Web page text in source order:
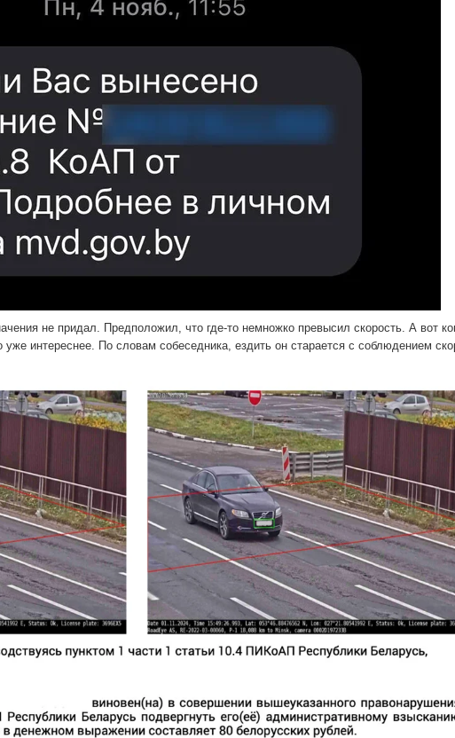
не придал. Предположил, что где-то немножко превысил скорость. А вот
интереснее. По словам собеседника, ездить он старается с соблюдением